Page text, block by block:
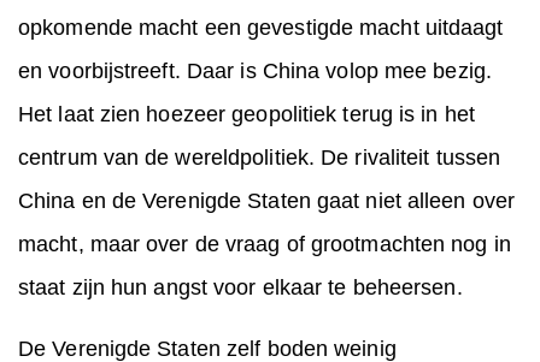
opkomende macht een gevestigde macht uitdaagt
en voorbijstreeft. Daar is China volop mee bezig.
Het laat zien hoezeer geopolitiek terug is in het
centrum van de wereldpolitiek. De rivaliteit tussen
China en de Verenigde Staten gaat niet alleen over
macht, maar over de vraag of grootmachten nog in
staat zijn hun angst voor elkaar te beheersen.
De Verenigde Staten zelf boden weinig